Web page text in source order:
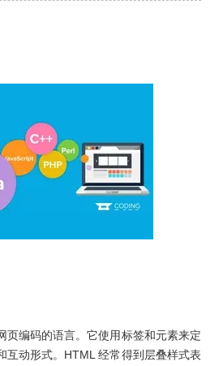
页编码的语言。它使用标签和元素来定
互动形式。HTML 经常得到层叠样式表